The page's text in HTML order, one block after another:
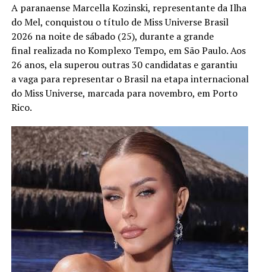
A paranaense Marcella Kozinski, representante da Ilha
do Mel, conquistou o título de Miss Universe Brasil
2026 na noite de sábado (25), durante a grande
final realizada no Komplexo Tempo, em São Paulo. Aos
26 anos, ela superou outras 30 candidatas e garantiu
a vaga para representar o Brasil na etapa internacional
do Miss Universe, marcada para novembro, em Porto
Rico.